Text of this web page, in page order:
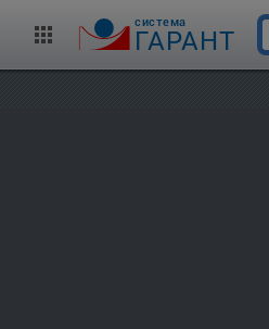
cистема
ГАРАНТ